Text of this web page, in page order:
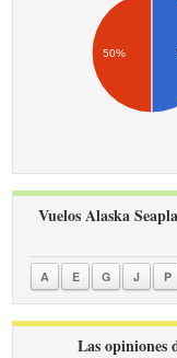
50%
Vuelos Alaska
A E G J P
Las opiniones